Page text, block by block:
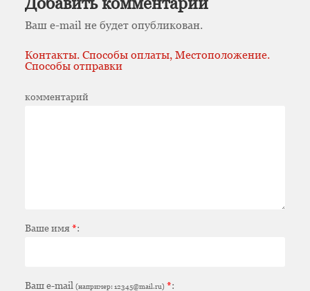
Ваш e-mail не будет опубликован.
Контакты. Способы оплаты, Местоположение.
Способы отправки
комментарий
Ваше имя*:
Ваш e-mail (например: 12345@mail.ru) *: